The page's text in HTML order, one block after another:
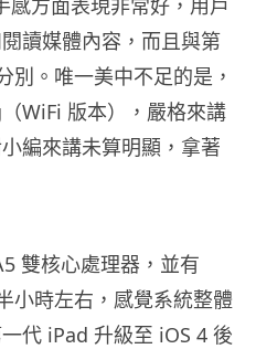
方面表現非常好，用戶
讀媒體內容，而且與第
別。唯一美中不足的是，
WiFi 版本），嚴格來講
編來講未算明顯，拿著
雙核心處理器，並有
小時左右，感覺系統整體
代 iPad 升級至 iOS 4 後